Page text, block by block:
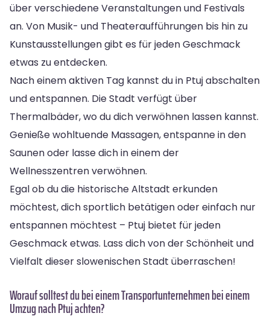
über verschiedene Veranstaltungen und Festivals
an. Von Musik- und Theateraufführungen bis hin zu
Kunstausstellungen gibt es für jeden Geschmack
etwas zu entdecken.
Nach einem aktiven Tag kannst du in Ptuj abschalten
und entspannen. Die Stadt verfügt über
Thermalbäder, wo du dich verwöhnen lassen kannst.
Genieße wohltuende Massagen, entspanne in den
Saunen oder lasse dich in einem der
Wellnesszentren verwöhnen.
Egal ob du die historische Altstadt erkunden
möchtest, dich sportlich betätigen oder einfach nur
entspannen möchtest – Ptuj bietet für jeden
Geschmack etwas. Lass dich von der Schönheit und
Vielfalt dieser slowenischen Stadt überraschen!
Worauf solltest du bei einem Transportunternehmen bei einem
Umzug nach Ptuj achten?